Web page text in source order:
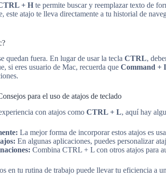
+ H te permite buscar y reemplazar texto de
este atajo te lleva directamente a tu historial de
quedan fuera. En lugar de usar la tecla CTRL,
si eres usuario de Mac, recuerda que Command +
para el uso de atajos de teclado
con atajos como CTRL + L, aquí hay
La mejor forma de incorporar estos atajos es
En algunas aplicaciones, puedes personalizar
Combina CTRL + L con otros atajos para
en tu rutina de trabajo puede llevar tu eficiencia a